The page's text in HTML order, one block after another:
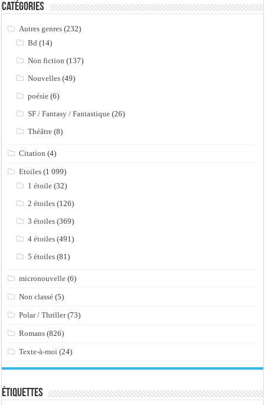
Catégories
Autres genres (232)
Bd (14)
Non fiction (137)
Nouvelles (49)
poésie (6)
SF / Fantasy / Fantastique (26)
Théâtre (8)
Citation (4)
Etoiles (1 099)
1 étoile (32)
2 étoiles (126)
3 étoiles (369)
4 étoiles (491)
5 étoiles (81)
micronouvelle (6)
Non classé (5)
Polar / Thriller(73)
Romans (826)
Texte-à-moi (24)
Étiquettes